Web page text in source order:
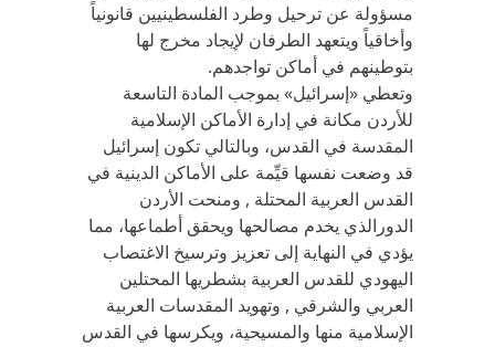
مسؤولة عن ترحيل وطرد الفلسطينيين قانونياً
وأخاقياً ويتعهد الطرفان لإيجاد مخرج لها
بتوطينهم في أماكن تواجدهم.
وتعطي «إسرائيل» بموجب المادة التاسعة
للأردن مكانة في إدارة الأماكن الإسلامية
المقدسة في القدس، وبالتالي تكون إسرائيل
قد وضعت نفسها قيِّمة على الأماكن الدينية في
القدس العربية المحتلة , ومنحت الأردن
الدورالذي يخدم مصالحها ويحقق أطماعها، مما
يؤدي في النهاية إلى تعزيز وترسيخ الاغتصاب
اليهودي للقدس العربية بشطريها المحتلين
العربي والشرقي , وتهويد المقدسات العربية
الإسلامية منها والمسيحية، ويكرسها في القدس